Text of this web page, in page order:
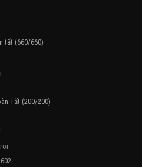
tất (660/660)
Tất (200/200)